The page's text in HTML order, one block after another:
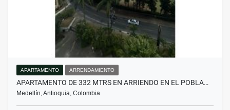
APARTAMENTO ARRENDAMIENTO
APARTAMENTO DE 332 MTRS EN ARRIENDO EN EL POBLA…
Medellín, Antioquia, Colombia